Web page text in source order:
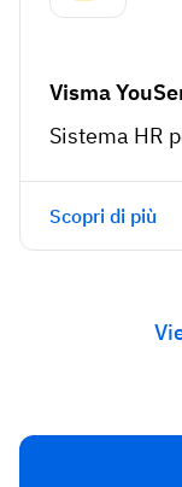
Visma
Sistema HR
Scopri di più